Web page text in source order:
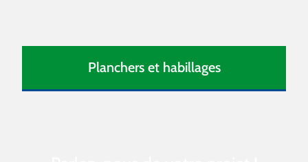
Planchers et habillages